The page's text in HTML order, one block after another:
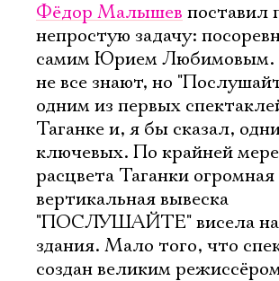
Фёдор Малышев поставил
непростую задачу:
самим Юрием Любимовым.
не все знают, но
одним из первых
Таганке и, я бы сказал,
ключевых. По крайней
расцвета Таганки огромная
вертикальная вывеска
"ПОСЛУШАЙТЕ" висела на
здания. Мало того, что
создан великим